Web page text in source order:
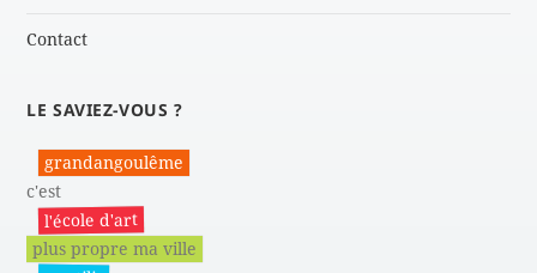
Contact
LE SAVIEZ-VOUS ?
grandangoulême
c'est
l'école d'art
plus propre ma ville